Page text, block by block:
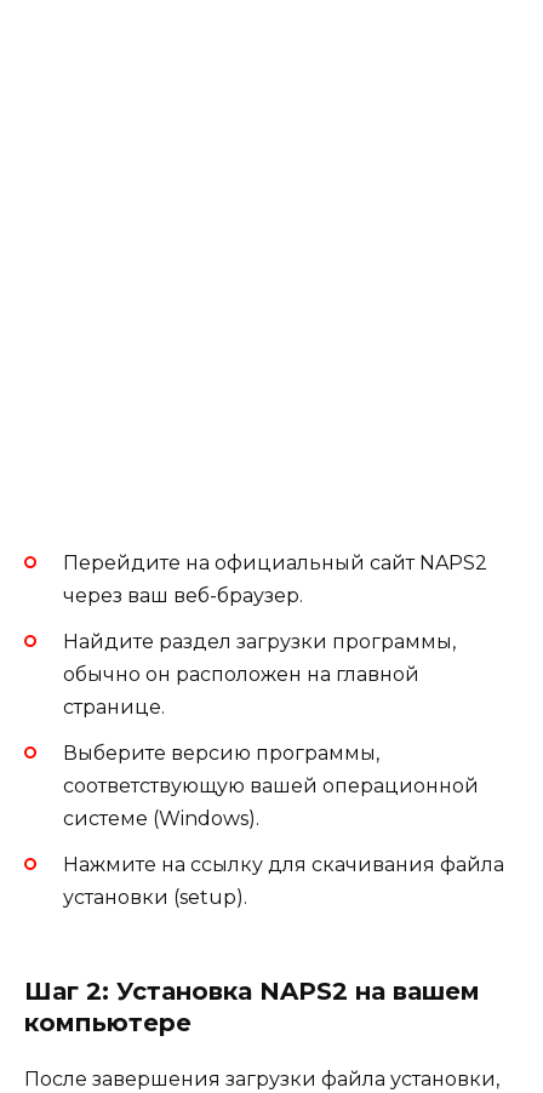
Перейдите на официальный сайт NAPS2
через ваш веб-браузер.
Найдите раздел загрузки программы,
обычно он расположен на главной
странице.
Выберите версию программы,
соответствующую вашей операционной
системе (Windows).
Нажмите на ссылку для скачивания файла
установки (setup).
Шаг 2: Установка NAPS2 на вашем
компьютере
После завершения загрузки файла установки,